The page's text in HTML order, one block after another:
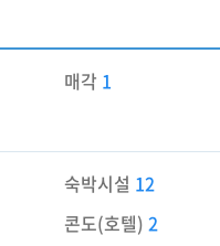
매각 1
숙박시설 12
콘도(호텔) 2